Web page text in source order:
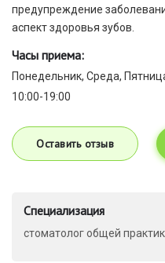
предупреждение
аспект здоровья зубов.
Часы приема:
Понедельник, Среда,
10:00-19:00
Оставить отзыв
Специализация
стоматолог общей